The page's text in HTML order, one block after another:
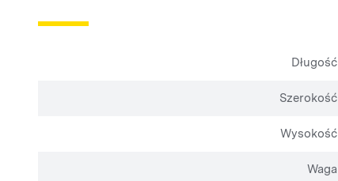
Długość
Szerokość
Wysokość
Waga